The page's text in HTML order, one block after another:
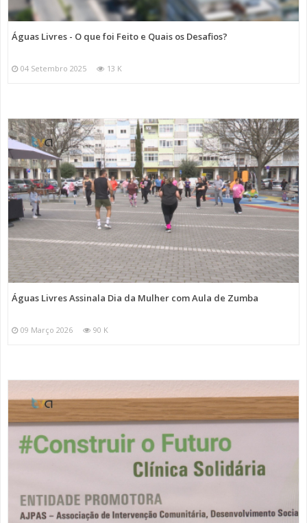
Águas Livres - O que foi Feito e Quais os Desafios?
04 Setembro 2025 13 K
Águas Livres Assinala Dia da Mulher com Aula de Zumba
09 Março 2026 90 K